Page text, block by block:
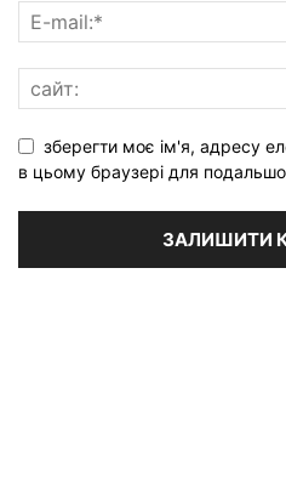
зберегти моє ім'я, адресу
в цьому браузері для